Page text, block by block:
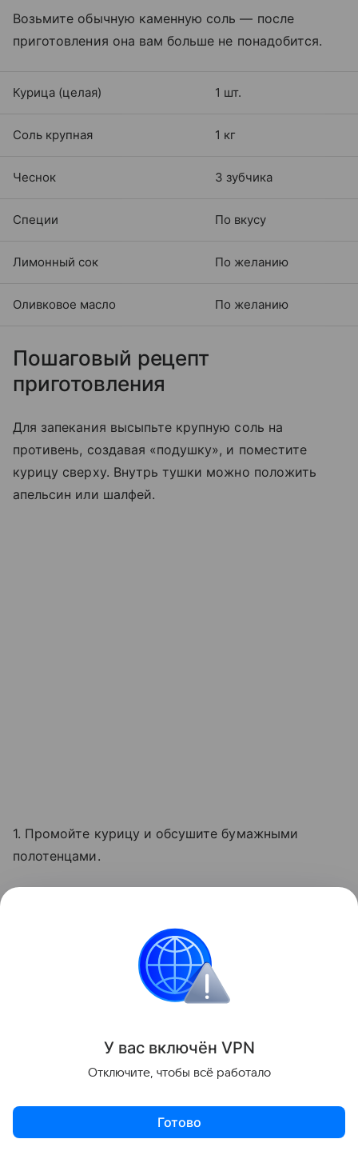
Возьмите обычную каменную соль — после
приготовления она вам больше не понадобится.
Курица (целая) 1 шт.
Соль крупная 1 кг
Чеснок 3 зубчика
Специи По вкусу
Лимонный сок По желанию
Оливковое масло По желанию
Пошаговый рецепт
приготовления
Для запекания высыпьте крупную соль на
противень, создавая «подушку», и поместите
курицу сверху. Внутрь тушки можно положить
апельсин или шалфей.
1. Промойте курицу и обсушите бумажными
полотенцами.
3. На противне равномерно распределите соль.
Запекайте в разогретой духовке при 200 °C около
5. Осторожно извлеките курицу с соли. Пусть
постоит в форме еще 20—30 минут, после чего
У вас включён VPN
Отключите, чтобы всё работало
Готово